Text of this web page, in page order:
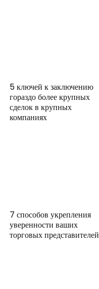
5 ключей к заключению
гораздо более крупных
сделок в крупных
компаниях
7 способов укрепления
уверенности ваших
торговых представителей